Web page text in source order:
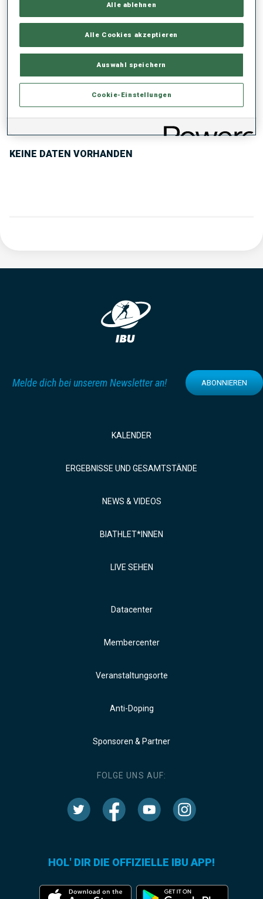
Keine Daten vorhanden
STEHENDSCHIESSEN
KEINE DATEN VORHANDEN
Melde dich bei unserem Newsletter an! ABONNIEREN
KALENDER
ERGEBNISSE UND GESAMTSTÄNDE
NEWS & VIDEOS
BIATHLET*INNEN
LIVE SEHEN
Datacenter
Membercenter
Veranstaltungsorte
Anti-Doping
Sponsoren & Partner
FOLGE UNS AUF:
HOL' DIR DIE OFFIZIELLE IBU APP!
Alle ablehnen
Alle Cookies akzeptieren
Auswahl speichern
Cookie-Einstellungen